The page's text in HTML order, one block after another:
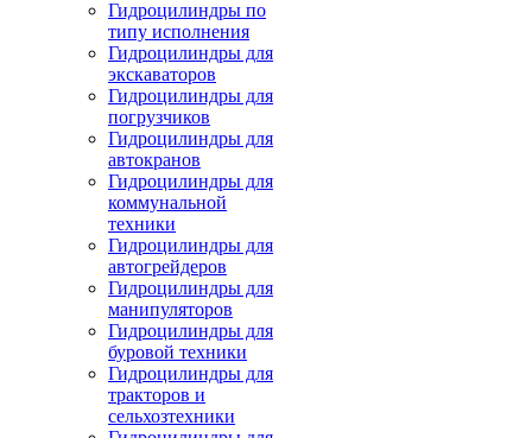
Гидроцилиндры по
типу исполнения
Гидроцилиндры для
экскаваторов
Гидроцилиндры для
погрузчиков
Гидроцилиндры для
автокранов
Гидроцилиндры для
коммунальной
техники
Гидроцилиндры для
автогрейдеров
Гидроцилиндры для
манипуляторов
Гидроцилиндры для
буровой техники
Гидроцилиндры для
тракторов и
сельхозтехники